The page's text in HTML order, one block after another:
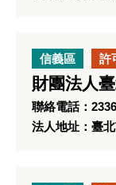
信義區 許
財團法人
聯絡電話：
法人地址：臺